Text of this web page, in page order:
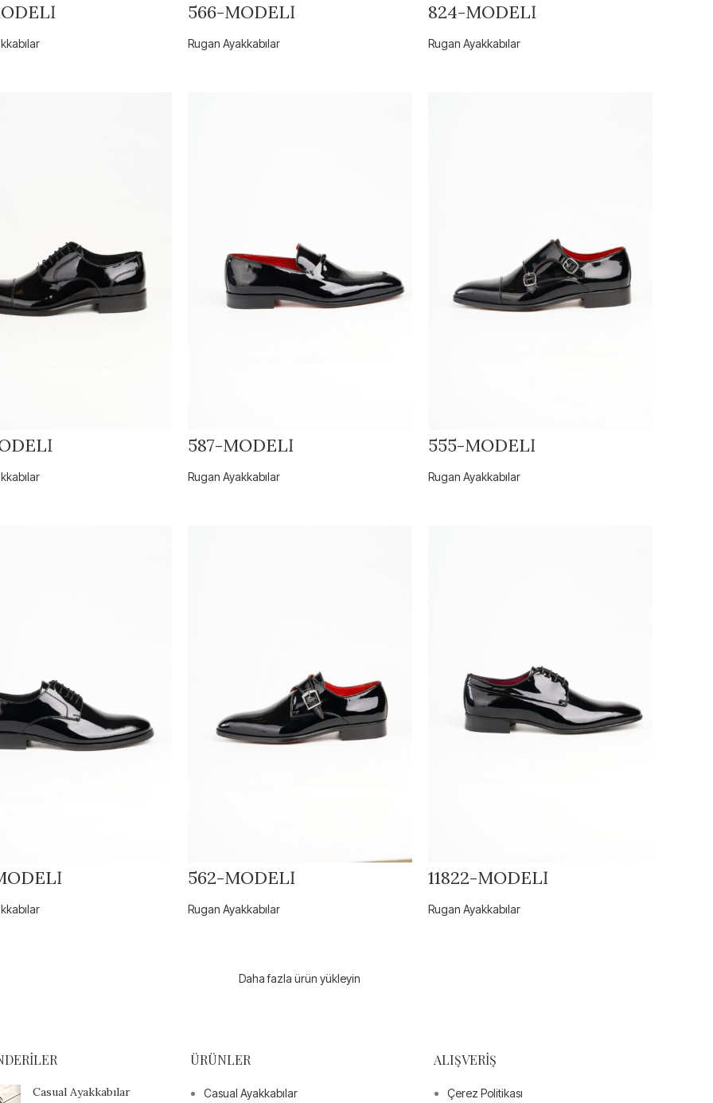
566-MODELİ
Rugan Ayakkabılar
824-MODELİ
Rugan Ayakkabılar
587-MODELİ
Rugan Ayakkabılar
555-MODELİ
Rugan Ayakkabılar
562-MODELİ
Rugan Ayakkabılar
11822-MODELİ
Rugan Ayakkabılar
Daha fazla ürün yükleyin
Casual Ayakkabılar
ÜRÜNLER
Casual Ayakkabılar
ALIŞVERIŞ
Çerez Politikası